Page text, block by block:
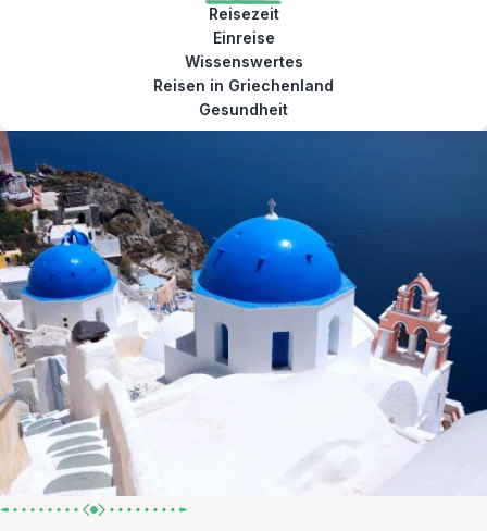
Reisezeit
Einreise
Wissenswertes
Reisen in Griechenland
Gesundheit